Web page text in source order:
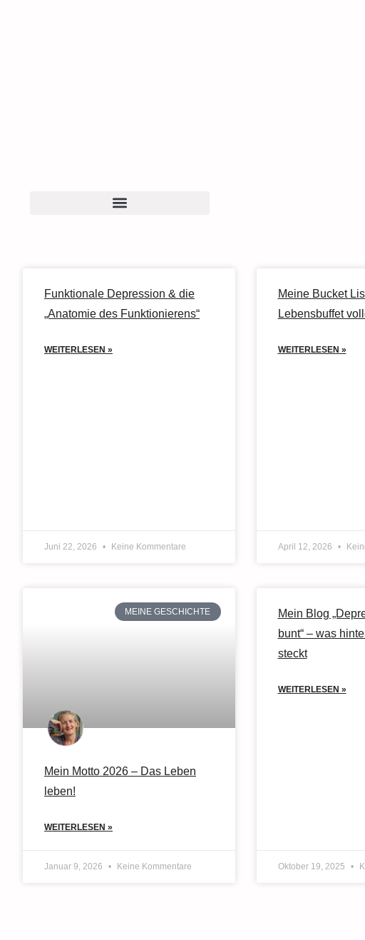
Funktionale Depression & die
„Anatomie des Funktionierens“
WEITERLESEN »
Juni 22, 2026 Keine Kommentare
Meine Bucket
Lebensbuffet
WEITERLESEN »
April 12, 2026
MEINE GESCHICHTE
Mein Motto 2026 – Das Leben
leben!
WEITERLESEN »
Januar 9, 2026 Keine Kommentare
Mein Blog
bunt“ – was
steckt
WEITERLESEN »
Oktober 19, 2025